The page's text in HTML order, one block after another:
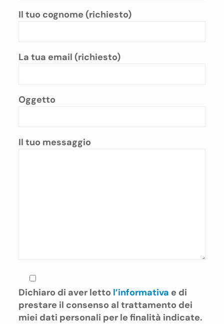
Il tuo cognome (richiesto)
La tua email (richiesto)
Oggetto
Il tuo messaggio
Dichiaro di aver letto l’informativa e di
prestare il consenso al trattamento dei
miei dati personali per le finalità indicate.